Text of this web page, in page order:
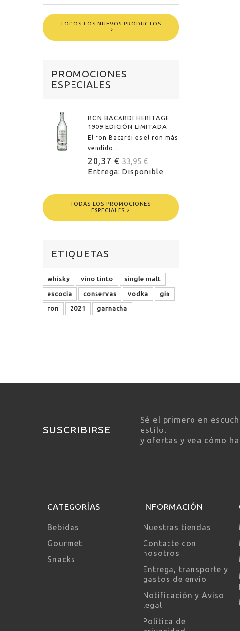
TODOS LOS NUEVOS PRODUCTOS
PROMOCIONES
ESPECIALES
RON BACARDI HERITAGE
1909 EDICIÓN LIMITADA
El ron Bacardi es el ron más
vendido...
20,37 € 33,95 €
Entrega: Disponible
TODAS LOS PROMOCIONES
ESPECIALES
ETIQUETAS
whisky vino tinto single malt
escocia conservas vodka gin
ron 2021 garnacha
SUSCRIBIRSE
Sé el primero en
estilo.
y ofertas y vea cómo
CATEGORÍAS
Bebidas
Gourmet
Snacks
INFORMACIÓN
Nuestras tiendas
Contacte con
nosotros
Entrega, transporte y
gastos de envío
Notificación y Aviso
legal
Política de